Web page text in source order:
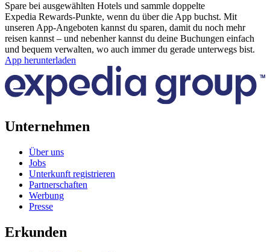
Spare bei ausgewählten Hotels und sammle doppelte
Expedia Rewards-Punkte, wenn du über die App buchst. Mit
unseren App-Angeboten kannst du sparen, damit du noch mehr
reisen kannst – und nebenher kannst du deine Buchungen einfach
und bequem verwalten, wo auch immer du gerade unterwegs bist.
App herunterladen
Unternehmen
Über uns
Jobs
Unterkunft registrieren
Partnerschaften
Werbung
Presse
Erkunden